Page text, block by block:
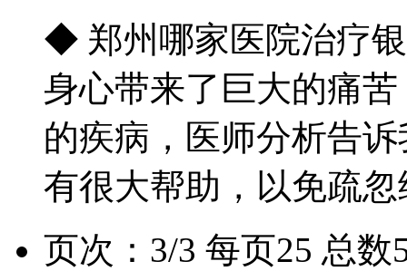
◆ 郑州哪家医院治疗
身心带来了巨大的痛
的疾病，医师分析告
有很大帮助，以免疏忽
页次：3/3 每页25 总